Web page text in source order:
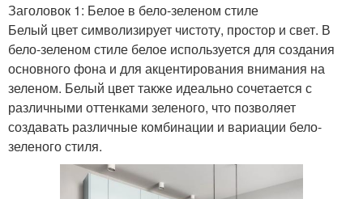
Заголовок 1: Белое в бело-зеленом стиле
Белый цвет символизирует чистоту, простор и свет. В
бело-зеленом стиле белое используется для создания
основного фона и для акцентирования внимания на
зеленом. Белый цвет также идеально сочетается с
различными оттенками зеленого, что позволяет
создавать различные комбинации и вариации бело-
зеленого стиля.